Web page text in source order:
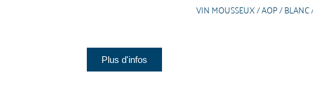
VIN MOUSSEUX / AOP / BLANC
Plus d'infos